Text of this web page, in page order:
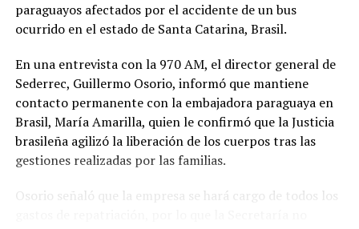
Ulises Quintana, fue investigado por tráfico de drogas en
carácter de cómplice y tráfico de influencia. El mismo
estuvo preso en el Penal de Viñas Cue por 10 meses, y
fue liberado en el mes de julio.
FUENTE:ABC
TEMAS RELACIONADOS:
PORTADA
ULISES QUINTANA LANZARÁ SU CANDIDATURA
ARRIBA SIGUIENTE
paraguayos afectados por el accidente de un bus
ocurrido en el estado de Santa Catarina, Brasil.
En una entrevista con la 970 AM, el director general de
Sederrec, Guillermo Osorio, informó que mantiene
contacto permanente con la embajadora paraguaya en
Brasil, María Amarilla, quien le confirmó que la Justicia
brasileña agilizó la liberación de los cuerpos tras las
gestiones realizadas por las familias.
Osorio señaló que la empresa se hará cargo de todos los